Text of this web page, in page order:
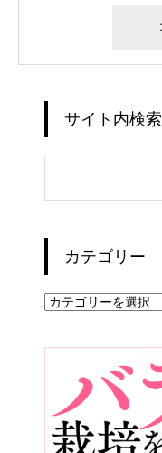
サイト内検索
カテゴリー
カ
テ
ー